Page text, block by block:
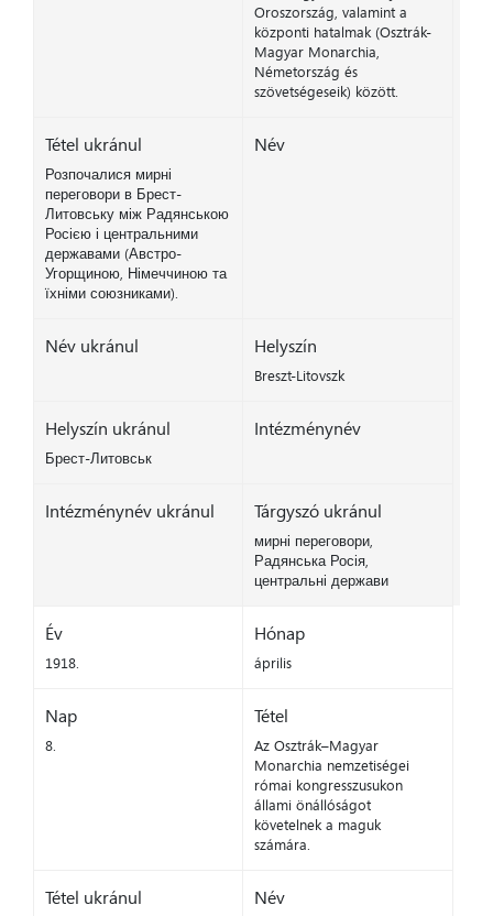
Oroszország, valamint a
központi hatalmak (Osztrák-
Magyar Monarchia,
Németország és
szövetségeseik) között.
Tétel ukránul
Розпочалися мирні
переговори в Брест-
Литовську між Радянською
Росією і центральними
державами (Австро-
Угорщиною, Німеччиною та
їхніми союзниками).
Név
Név ukránul Helyszín
Breszt-Litovszk
Helyszín ukránul
Брест-Литовськ
Intézménynév
Intézménynév ukránul Tárgyszó ukránul
мирні переговори,
Радянська Росія,
центральні держави
Év
1918.
Hónap
április
Nap
8.
Tétel
Az Osztrák–Magyar
Monarchia nemzetiségei
római kongresszusukon
állami önállóságot
követelnek a maguk
számára.
Tétel ukránul Név